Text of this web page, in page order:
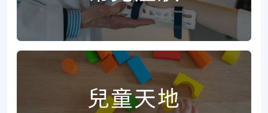
兒童天地